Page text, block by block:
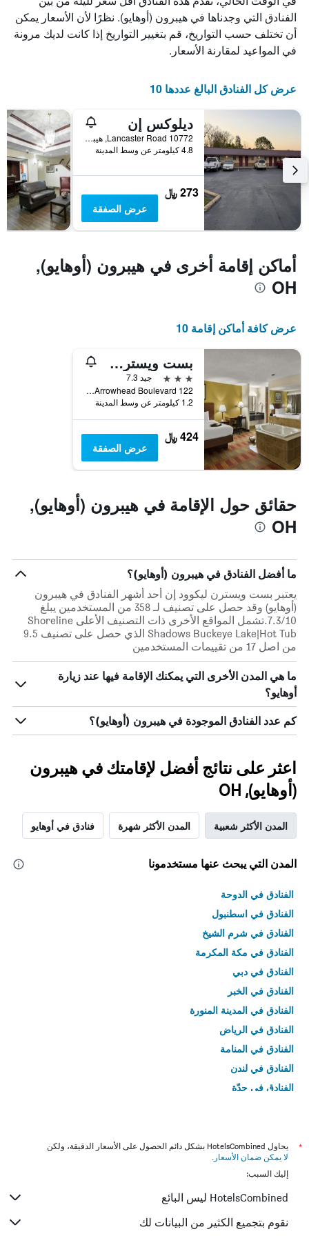
الذي
يعرض
أيام
الأسبوع.
التالي
1
الذي
يعرض
متوسط
سعر
غرفة
الفنادق التي وجدناها في هيبرون (أوهايو). نظرًا لأن الأسعار يمكن
أن تختلف حسب التواريخ، قم بتغيير التواريخ إذا كانت لديك مرونة
في المواعيد لمقارنة الأسعار.
عرض كل الفنادق البالغ عددها 10
ديلوكس إن
10772 Lancaster Road, هيبرون (أوهايو), OH, الولايات المتحدة الأميريكية
4.8 كيلومتر عن وسط المدينة
273 ﷼
عرض الصفقة
أماكن إقامة أخرى في هيبرون (أوهايو),
OH
عرض كافة أماكن إقامة 10
بست ويسترن ليكوود إن
3 نجوم
جيد 7.3
122 Arrowhead Boulevard, هيبرون (أوهايو), OH, الولايات المتحدة الأميريكية
1.2 كيلومتر عن وسط المدينة
424 ﷼
عرض الصفقة
حقائق حول الإقامة في هيبرون (أوهايو),
OH
ما أفضل الفنادق في هيبرون (أوهايو)؟
يعتبر بست ويسترن ليكوود إن أحد أشهر الفنادق في هيبرون
(أوهايو) وقد حصل على تصنيف لـ 358 من المستخدمين يبلغ
7.3/10.تشمل المواقع الأخرى ذات التصنيف الأعلى Shoreline
Shadows Buckeye Lake|Hot Tub الذي حصل على تصنيف 9.5
من اصل 17 من تقييمات المستخدمين
ما هي المدن الأخرى التي يمكنك الإقامة فيها عند زيارة
أوهايو؟
كم عدد الفنادق الموجودة في هيبرون (أوهايو)؟
اعثر على نتائج أفضل لإقامتك في هيبرون
(أوهايو), OH
المدن الأكثر شعبية المدن الأكثر شهرة فنادق في أوهايو
المدن التي يبحث عنها مستخدمونا
الفنادق في الدوحة
الفنادق في اسطنبول
الفنادق في شرم الشيخ
الفنادق في مكة المكرمة
الفنادق في دبي
الفنادق في الخبر
الفنادق في المدينة المنورة
الفنادق في الرياض
الفنادق في المنامة
الفنادق في لندن
الفنادق في جدّة
*
يحاول HotelsCombined بشكل دائم الحصول على الأسعار الدقيقة، ولكن
لا يمكن ضمان الأسعار .
إليك السبب:
HotelsCombined ليس البائع
نقوم بتجميع الكثير من البيانات لك